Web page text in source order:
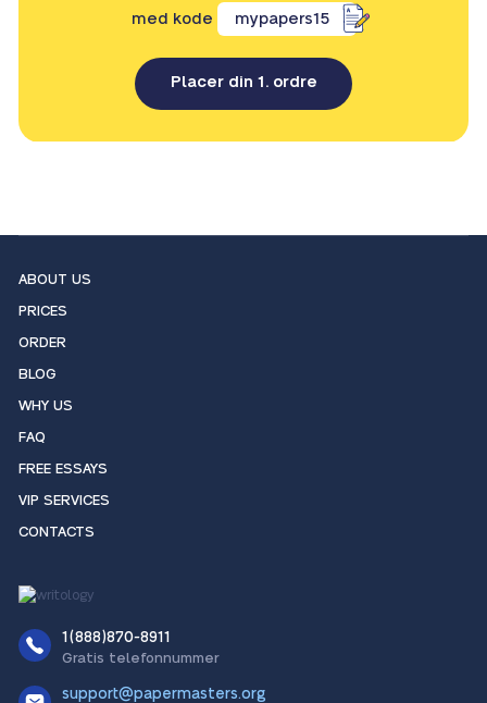
med kode mypapers15
Placer din 1. ordre
ABOUT US
PRICES
ORDER
BLOG
WHY US
FAQ
FREE ESSAYS
VIP SERVICES
CONTACTS
1(888)870-8911
Gratis telefonnummer
support@papermasters.org